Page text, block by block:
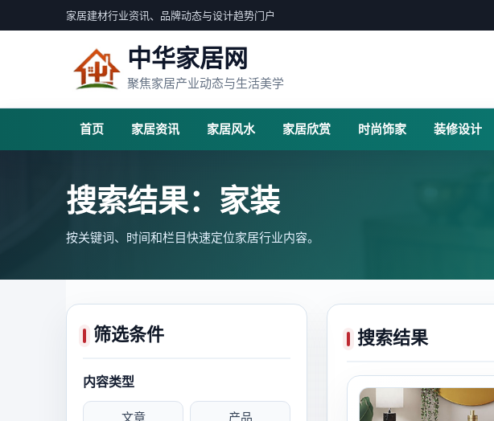
家居建材行业资讯、品牌动态与设计趋势门户
中华家居网
聚焦家居产业动态与生活美学
首页 家居资讯 家居风水 家居欣赏 时尚饰家 装修设计
搜索结果：家装
按关键词、时间和栏目快速定位家居行业内容。
筛选条件
内容类型
文章 产品
搜索结果